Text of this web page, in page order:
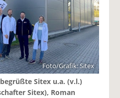
Foto/Grafik: Sitex
Sitex u.a. (v.l.)
Sitex), Roman